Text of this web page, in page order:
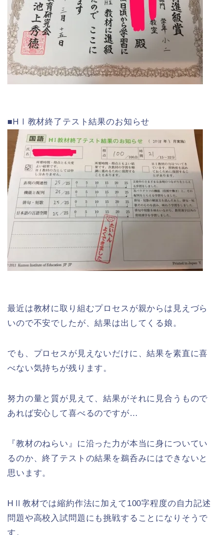
■HⅠ教材終了テスト結果のお知らせ
最近は教材に取り組むプロセスが親からは見えづら
いので不安でしたが、結果は出してくる娘。
でも、プロセスが見えないだけに、結果を素直に喜
べない気持ちが残ります。
努力の量と質が見えて、結果がそれに見合うもので
あれば安心して喜べるのですが…
『教材のねらい』に沿った力が本当に身についてい
るのか、終了テストの結果を鵜呑みにはできないと
思います。
HⅡ教材では縮約作法に加えて100字程度の自力記述
問題や高校入試問題にも挑戦することになりそうで
す。